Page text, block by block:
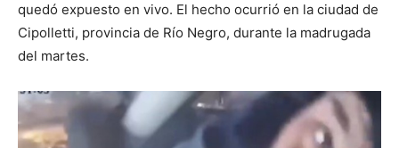
quedó expuesto en vivo. El hecho ocurrió en la ciudad de
Cipolletti, provincia de Río Negro, durante la madrugada
del martes.